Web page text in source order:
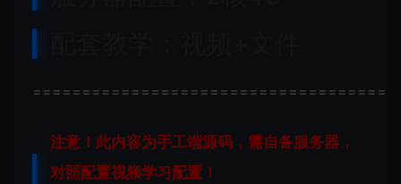
注意！此内容为手工端源码，需自备服务器，
对照配置视频学习配置！